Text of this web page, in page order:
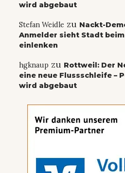
wird abgebaut
Stefan Weidle zu Nackt-
Anmelder sieht Stadt
einlenken
hgknaup zu Rottweil: Der
eine neue Flussschleife –
wird abgebaut